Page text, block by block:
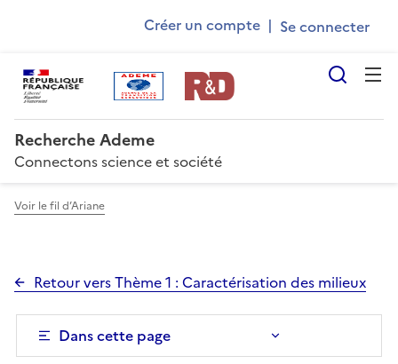
principal
Ademe
account
menu
Créer un compte |
Recherche Ademe
Connectons science et société
Voir le fil d’Ariane
Retour vers Thème 1 : Caractérisation des milieux
Dans cette page